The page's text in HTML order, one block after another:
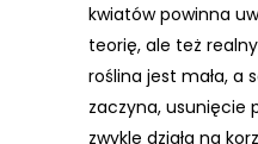
kwiatów powinna
teorię, ale też
roślina jest mała, a
zaczyna, usunięcie
zwykle działa na